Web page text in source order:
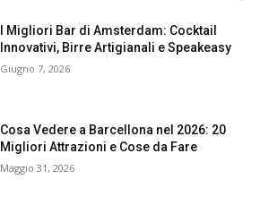
I Migliori Bar di Amsterdam: Cocktail
Innovativi, Birre Artigianali e Speakeasy
Giugno 7, 2026
Cosa Vedere a Barcellona nel 2026: 20
Migliori Attrazioni e Cose da Fare
Maggio 31, 2026